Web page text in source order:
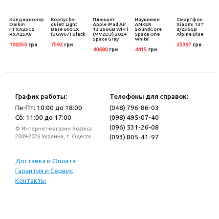
Кондиционер
Daikin
FTXA25CS
RXA25A8
100350 грн
Корпус be
quiet! Light
Base 600 LX
(BGW67) Black
7592 грн
Планшет
Apple iPad Air
13 256GB Wi-Fi
(MV2D3) 2024
Space Gray
40680 грн
Наушники
ANKER
SoundCore
Space One
White
4415 грн
Смартфон
Xiaomi 13T
8/256GB
Alpine Blue
25397 грн
График работы:
Пн-Пт: 10:00 до 18:00
Сб: 11:00 до 17:00
© Интернет-магазин Roznica
2009-2026 Украина, г. Одесса
Телефоны для справок:
(048) 796-86-03
(098) 495-07-40
(096) 531-26-08
(093) 805-41-97
Доставка и Оплата
Гарантия и Сервис
Контакты